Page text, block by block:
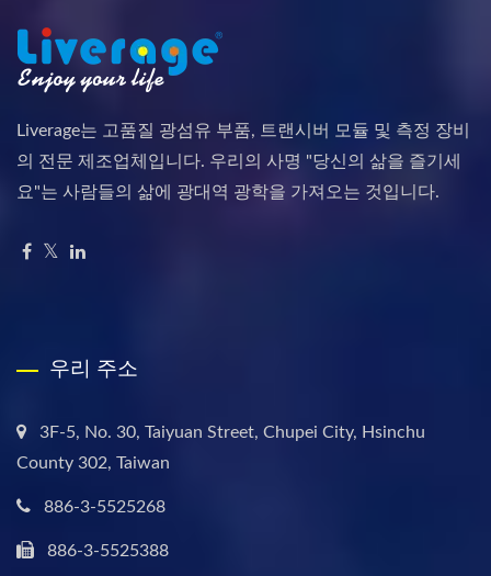
Liverage는 고품질 광섬유 부품, 트랜시버 모듈 및 측정 장비
의 전문 제조업체입니다. 우리의 사명 "당신의 삶을 즐기세
요"는 사람들의 삶에 광대역 광학을 가져오는 것입니다.
우리 주소
3F-5, No. 30, Taiyuan Street, Chupei City, Hsinchu
County 302, Taiwan
886-3-5525268
886-3-5525388